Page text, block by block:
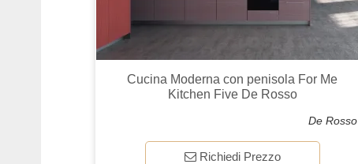
Cucina Moderna con penisola For Me
Kitchen Five De Rosso
De Rosso
Richiedi Prezzo